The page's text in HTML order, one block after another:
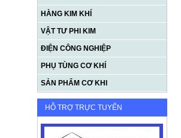
HÀNG KIM KHÍ
VẬT TƯ PHI KIM
ĐIỆN CÔNG NGHIỆP
PHỤ TÙNG CƠ KHÍ
SẢN PHẨM CƠ KHI
HỖ TRỢ TRỰC TUYẾN